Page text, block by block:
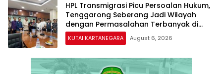
HPL Transmigrasi Picu Persoalan Hukum,
Tenggarong Seberang Jadi Wilayah
dengan Permasalahan Terbanyak di
Kukar
KUTAI KARTANEGARA August 6, 2026